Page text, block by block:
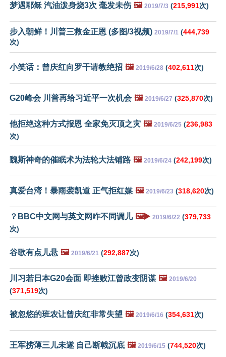
梦遇耶稣 汽油泼身烧3次 毫发未伤 🖼️ 2019/7/3 (215,991次)
步入朝鲜！川普三救金正恩 (多图/3视频) 2019/7/1 (444,739
次)
小笑话：曾庆红向罗干请教绝招 🖼️ 2019/6/28 (402,611次)
G20峰会 川普再给习近平一次机会 🖼️ 2019/6/27 (325,870次)
他拒绝这种方式报恩 全家免灭顶之灾 🖼️ 2019/6/25 (236,983
次)
魏斯神奇的催眠术为法轮大法铺路 🖼️ 2019/6/24 (242,199次)
真爱台湾！暴雨袭凯道 正气拒红媒 🖼️ 2019/6/23 (318,620次)
？BBC中文网与英文网咋不同调儿 🖼️▶️ 2019/6/22 (379,733
次)
谷歌有点儿悬 🖼️ 2019/6/21 (292,887次)
川习若日本G20会面 即挫败江曾政变阴谋 🖼️ 2019/6/20
(371,519次)
被忽悠的班农让曾庆红非常失望 🖼️ 2019/6/16 (354,631次)
王军捞薄三儿未遂 自己断戟沉底 🖼️ 2019/6/15 (744,520次)